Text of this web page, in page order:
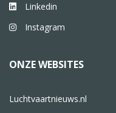
Linkedin
Instagram
ONZE WEBSITES
Luchtvaartnieuws.nl